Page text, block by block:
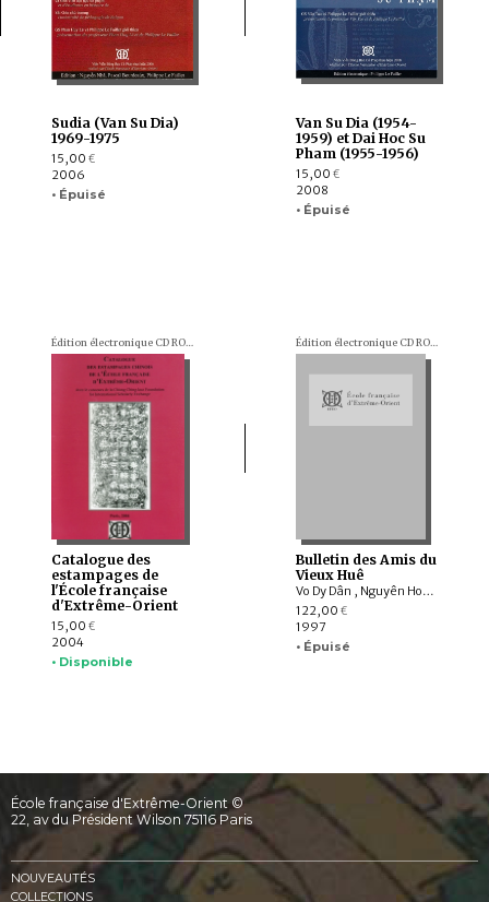
Sudia (Van Su Dia)
1969-1975
15,00 €
2006
• Épuisé
Van Su Dia (1954-
1959) et Dai Hoc Su
Pham (1955-1956)
15,00 €
2008
• Épuisé
Édition électronique CD ROM
Catalogue des
estampages de
l'École française
d'Extrême-Orient
15,00 €
2004
• Disponible
Édition électronique CD ROM
Bulletin des Amis du
Vieux Huê
Vo Dy Dân , Nguyên Hong Trân , Philippe LE FAILLER
122,00 €
1997
• Épuisé
École française d'Extrême-Orient ©
22, av du Président Wilson 75116 Paris
NOUVEAUTÉS
COLLECTIONS